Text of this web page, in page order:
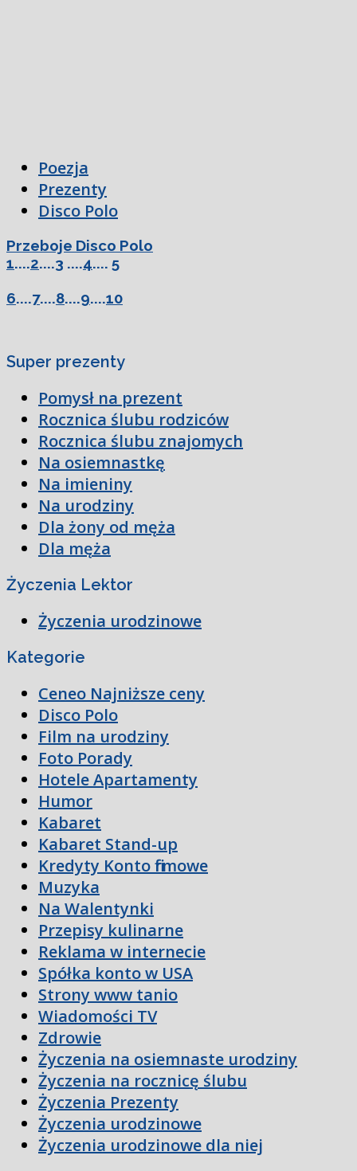
Poezja
Prezenty
Disco Polo
Przeboje Disco Polo
1....2....3 ....4.... 5
6....7....8....9....10
Super prezenty
Pomysł na prezent
Rocznica ślubu rodziców
Rocznica ślubu znajomych
Na osiemnastkę
Na imieniny
Na urodziny
Dla żony od męża
Dla męża
Życzenia Lektor
Życzenia urodzinowe
Kategorie
Ceneo Najniższe ceny
Disco Polo
Film na urodziny
Foto Porady
Hotele Apartamenty
Humor
Kabaret
Kabaret Stand-up
Kredyty Konto firmowe
Muzyka
Na Walentynki
Przepisy kulinarne
Reklama w internecie
Spółka konto w USA
Strony www tanio
Wiadomości TV
Zdrowie
Życzenia na osiemnaste urodziny
Życzenia na rocznicę ślubu
Życzenia Prezenty
Życzenia urodzinowe
Życzenia urodzinowe dla niej